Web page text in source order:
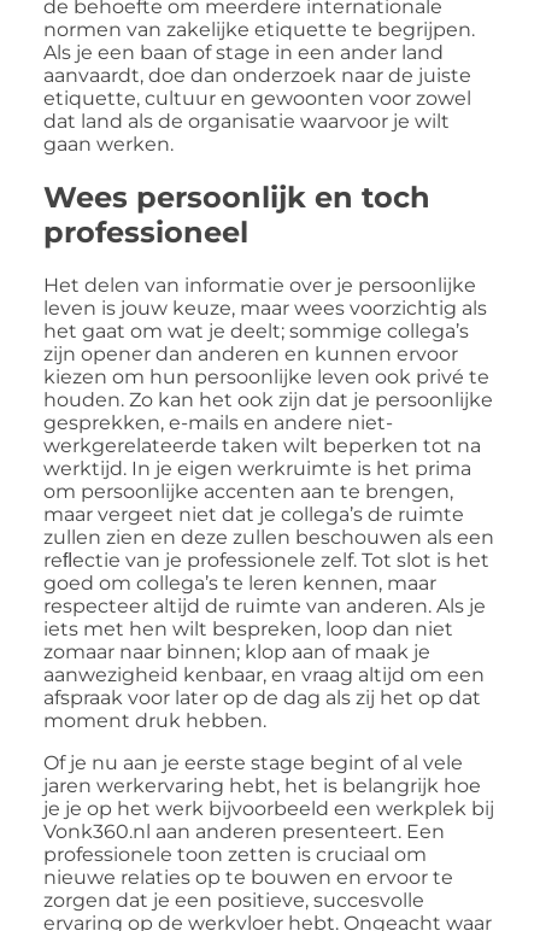
de behoefte om meerdere internationale
normen van zakelijke etiquette te begrijpen.
Als je een baan of stage in een ander land
aanvaardt, doe dan onderzoek naar de juiste
etiquette, cultuur en gewoonten voor zowel
dat land als de organisatie waarvoor je wilt
gaan werken.
Wees persoonlijk en toch
professioneel
Het delen van informatie over je persoonlijke
leven is jouw keuze, maar wees voorzichtig als
het gaat om wat je deelt; sommige collega’s
zijn opener dan anderen en kunnen ervoor
kiezen om hun persoonlijke leven ook privé te
houden. Zo kan het ook zijn dat je persoonlijke
gesprekken, e-mails en andere niet-
werkgerelateerde taken wilt beperken tot na
werktijd. In je eigen werkruimte is het prima
om persoonlijke accenten aan te brengen,
maar vergeet niet dat je collega’s de ruimte
zullen zien en deze zullen beschouwen als een
reﬂectie van je professionele zelf. Tot slot is het
goed om collega’s te leren kennen, maar
respecteer altijd de ruimte van anderen. Als je
iets met hen wilt bespreken, loop dan niet
zomaar naar binnen; klop aan of maak je
aanwezigheid kenbaar, en vraag altijd om een
afspraak voor later op de dag als zij het op dat
moment druk hebben.
Of je nu aan je eerste stage begint of al vele
jaren werkervaring hebt, het is belangrijk hoe
je je op het werk bijvoorbeeld een werkplek bij
Vonk360.nl aan anderen presenteert. Een
professionele toon zetten is cruciaal om
nieuwe relaties op te bouwen en ervoor te
zorgen dat je een positieve, succesvolle
ervaring op de werkvloer hebt. Ongeacht waar